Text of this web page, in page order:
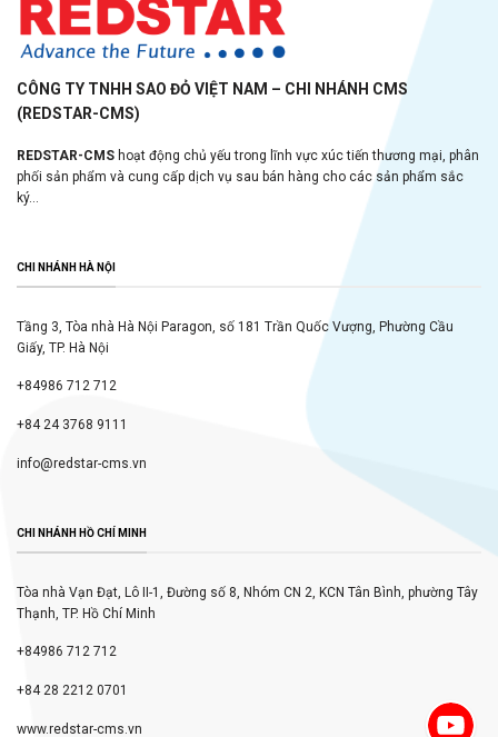
CÔNG TY TNHH SAO ĐỎ VIỆT NAM – CHI NHÁNH CMS
(REDSTAR-CMS)
REDSTAR-CMS hoạt động chủ yếu trong lĩnh vực xúc tiến thương mại, phân
phối sản phẩm và cung cấp dịch vụ sau bán hàng cho các sản phẩm sắc
ký...
CHI NHÁNH HÀ NỘI
Tầng 3, Tòa nhà Hà Nội Paragon, số 181 Trần Quốc Vượng, Phường Cầu
Giấy, TP. Hà Nội
+84986 712 712
+84 24 3768 9111
info@redstar-cms.vn
CHI NHÁNH HỒ CHÍ MINH
Tòa nhà Vạn Đạt, Lô II-1, Đường số 8, Nhóm CN 2, KCN Tân Bình, phường Tây
Thạnh, TP. Hồ Chí Minh
+84986 712 712
+84 28 2212 0701
www.redstar-cms.vn